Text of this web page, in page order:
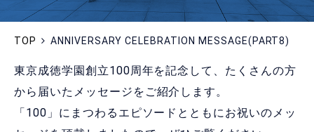
TOP ANNIVERSARY CELEBRATION MESSAGE(PART8)
東京成徳学園創立100周年を記念して、たくさんの方
から届いたメッセージをご紹介します。
「100」にまつわるエピソードとともにお祝いのメッ